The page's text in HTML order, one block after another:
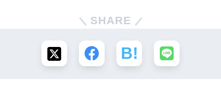
SHARE